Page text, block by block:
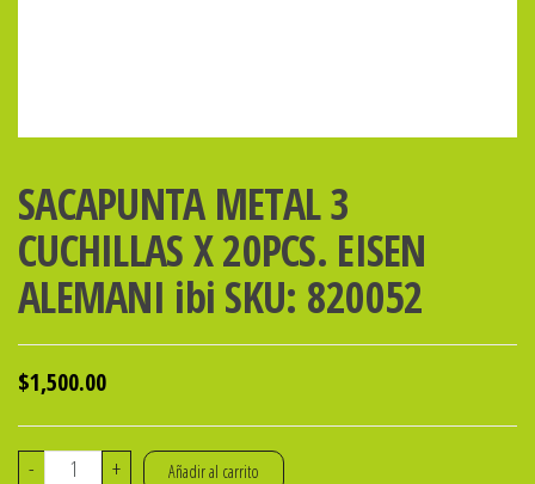
SACAPUNTA METAL 3
CUCHILLAS X 20PCS. EISEN
ALEMANI ibi SKU: 820052
$1,500.00
-
SACAPUNTA
+ Añadir al carrito